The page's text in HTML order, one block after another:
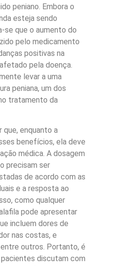
peniano. Embora o
esteja sendo
se que o aumento do
pelo medicamento
positivas na
pela doença.
levar a uma
peniana, um dos
tratamento da
enquanto a
benefícios, ela deve
médica. A dosagem
precisam ser
de acordo com as
e a resposta ao
como qualquer
pode apresentar
incluem dores de
nas costas, e
outros. Portanto, é
discutam com